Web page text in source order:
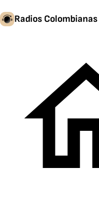
Radios Colombianas